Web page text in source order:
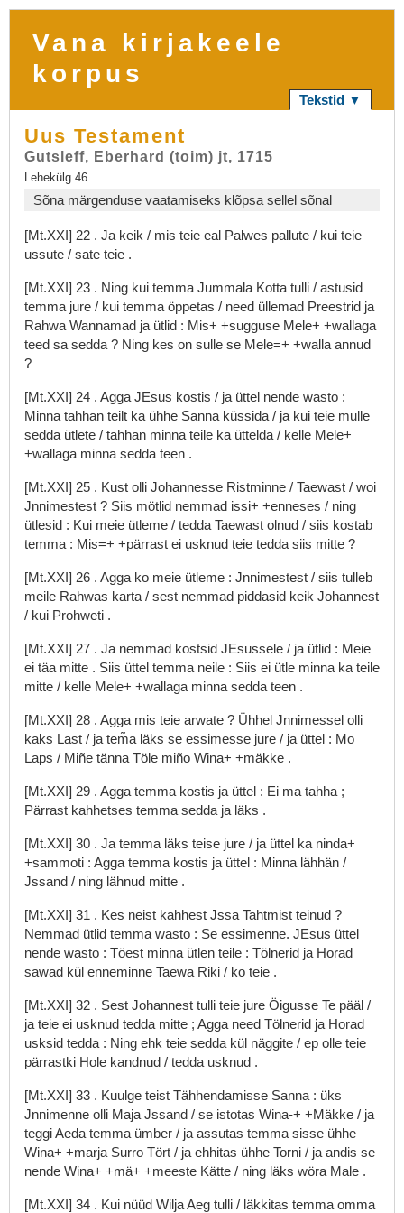
Vana kirjakeele
korpus
Tekstid ▼
Uus Testament
Gutsleff, Eberhard (toim) jt, 1715
Lehekülg 46
Sõna märgenduse vaatamiseks klõpsa sellel sõnal
[Mt.XXI] 22 . Ja keik / mis teie eal Palwes pallute / kui teie
ussute / sate teie .
[Mt.XXI] 23 . Ning kui temma Jummala Kotta tulli / astusid
temma jure / kui temma öppetas / need üllemad Preestrid ja
Rahwa Wannamad ja ütlid : Mis+ +sugguse Mele+ +wallaga
teed sa sedda ? Ning kes on sulle se Mele=+ +walla annud
?
[Mt.XXI] 24 . Agga JEsus kostis / ja üttel nende wasto :
Minna tahhan teilt ka ühhe Sanna küssida / ja kui teie mulle
sedda ütlete / tahhan minna teile ka üttelda / kelle Mele+
+wallaga minna sedda teen .
[Mt.XXI] 25 . Kust olli Johannesse Ristminne / Taewast / woi
Jnnimestest ? Siis mötlid nemmad issi+ +enneses / ning
ütlesid : Kui meie ütleme / tedda Taewast olnud / siis kostab
temma : Mis=+ +pärrast ei usknud teie tedda siis mitte ?
[Mt.XXI] 26 . Agga ko meie ütleme : Jnnimestest / siis tulleb
meile Rahwas karta / sest nemmad piddasid keik Johannest
/ kui Prohweti .
[Mt.XXI] 27 . Ja nemmad kostsid JEsussele / ja ütlid : Meie
ei täa mitte . Siis üttel temma neile : Siis ei ütle minna ka teile
mitte / kelle Mele+ +wallaga minna sedda teen .
[Mt.XXI] 28 . Agga mis teie arwate ? Ühhel Jnnimessel olli
kaks Last / ja tem̃a läks se essimesse jure / ja üttel : Mo
Laps / Miñe tänna Töle miño Wina+ +mäkke .
[Mt.XXI] 29 . Agga temma kostis ja üttel : Ei ma tahha ;
Pärrast kahhetses temma sedda ja läks .
[Mt.XXI] 30 . Ja temma läks teise jure / ja üttel ka ninda+
+sammoti : Agga temma kostis ja üttel : Minna lähhän /
Jssand / ning lähnud mitte .
[Mt.XXI] 31 . Kes neist kahhest Jssa Tahtmist teinud ?
Nemmad ütlid temma wasto : Se essimenne. JEsus üttel
nende wasto : Töest minna ütlen teile : Tölnerid ja Horad
sawad kül enneminne Taewa Riki / ko teie .
[Mt.XXI] 32 . Sest Johannest tulli teie jure Öigusse Te pääl /
ja teie ei usknud tedda mitte ; Agga need Tölnerid ja Horad
usksid tedda : Ning ehk teie sedda kül näggite / ep olle teie
pärrastki Hole kandnud / tedda usknud .
[Mt.XXI] 33 . Kuulge teist Tähhendamisse Sanna : üks
Jnnimenne olli Maja Jssand / se istotas Wina-+ +Mäkke / ja
teggiAeda temma ümber / ja assutas temma sisse ühhe
Wina+ +marja Surro Tört / ja ehhitas ühhe Torni / ja andis se
nende Wina+ +mä+ +meeste Kätte / ning läks wöra Male .
[Mt.XXI] 34 . Kui nüüd WiljaAeg tulli / läkkitas temma omma